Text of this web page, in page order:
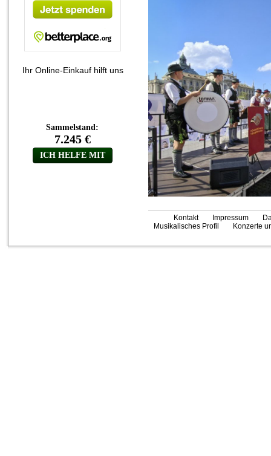
Ihr Online-Einkauf hilft uns
Kontakt Impressum
Musikalisches Profil
Konzerte